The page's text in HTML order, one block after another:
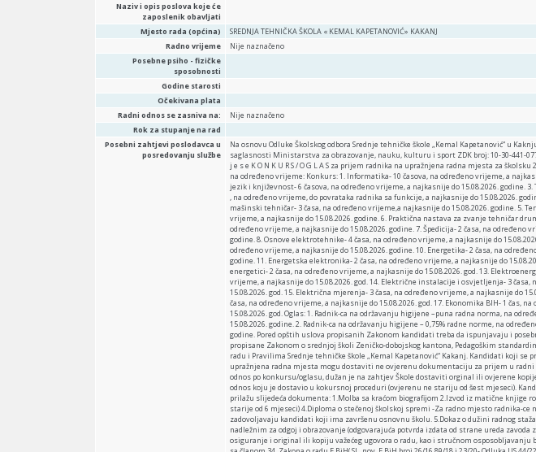
Naziv i opis poslova koje će
zaposlenik obavljati
Mjesto rada (općina)
SREDNJA TEHNIČKA ŠKOLA « KEMAL KAPETANOVIĆ» KAKANJ
Radno vrijeme
Nije naznačeno
Posebne psiho - fizičke
sposobnosti
Godine starosti
Očekivana plata
Radni odnos se zasniva na:
Nije naznačeno
Rok za stupanje na rad
Posebni zahtjevi poslodavca u
posredovanju službe
Na osnovu Odluke Školskog odbora Srednje tehničke škole „Kemal Kapetanović“ u
saglasnosti Ministarstva za obrazovanje, nauku, kulturu i sport ZDK broj: 10-30-441-
j e s e K O N K U R S / O G L A S za prijem radnika na upražnjena radna mjesta za
na određeno vrijeme: Konkurs: 1. Informatika- 10 časova, na određeno vrijeme, a
jezik i književnost- 6 časova, na određeno vrijeme, a najkasnije do 15.08.2026. godine.
, na određeno vrijeme, do povrataka radnika sa funkcije, a najkasnije do 15.08.2026.
mašinski tehničar- 3 časa, na određeno vrijeme,a najkasnije do 15.08.2026. godine. 5.
vrijeme, a najkasnije do 15.08.2026. godine. 6. Praktična nastava za zvanje tehničar
određeno vrijeme, a najkasnije do 15.08.2026. godine. 7. Špedicija- 2 časa, na određeno
godine. 8. Osnove elektrotehnike- 4 časa, na određeno vrijeme, a najkasnije do
određeno vrijeme, a najkasnije do 15.08.2026. godine. 10. Energetika- 2 časa, na
godine. 11. Energetska elektronika- 2 časa, na određeno vrijeme, a najkasnije do
energetici- 2 časa, na određeno vrijeme, a najkasnije do 15.08.2026. god. 13.
vrijeme, a najkasnije do 15.08.2026. god. 14. Električne instalacije i osvjetljenja- 3
15.08.2026. god. 15. Električna mjerenja- 3 časa, na određeno vrijeme, a najkasnije do
časa, na određeno vrijeme, a najkasnije do 15.08.2026. god. 17. Ekonomika BIH- 1 čas,
15.08.2026. god. Oglas: 1. Radnik-ca na održavanju higijene –puna radna norma, na
15.08.2026. godine. 2. Radnik-ca na održavanju higijene – 0,75% radne norme, na
godine. Pored opštih uslova propisanih Zakonom kandidati treba da ispunjavaju i
propisane Zakonom o srednjoj školi Zeničko-dobojskog kantona, Pedagoškim
radu i Pravilima Srednje tehničke škole „Kemal Kapetanović“ Kakanj. Kandidati koji se
upražnjena radna mjesta mogu dostaviti ne ovjerenu dokumentaciju za prijem u radni
odnos po konkursu/oglasu, dužan je na zahtjev Škole dostaviti orginal ili ovjerene
odnos koju je dostavio u kokursnoj proceduri (ovjerenu ne stariju od šest mjeseci).
prilažu slijedeća dokumenta: 1.Molba sa kraćom biografijom 2.Izvod iz matične knjige
starije od 6 mjeseci) 4.Diploma o stečenoj školskoj spremi -Za radno mjesto radnika-ce
zadovoljavaju kandidati koji ima završenu osnovnu školu. 5.Dokaz o dužini radnog
nadležnim za odgoj i obrazovanje (odgovarajuća potvrda izdata od strane ureda
osiguranje i original ili kopiju važećeg ugovora o radu, kao i stručnom osposobljavanju